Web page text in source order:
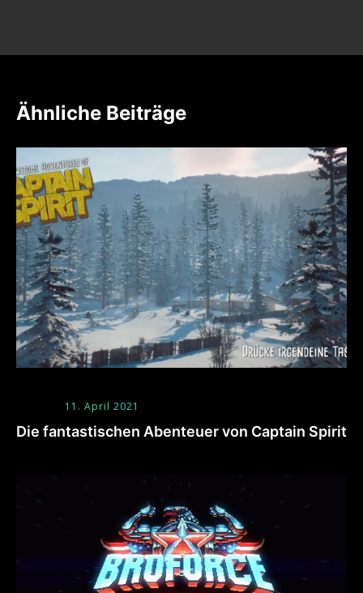
Ähnliche Beiträge
11. April 2021
Die fantastischen Abenteuer von Captain Spirit